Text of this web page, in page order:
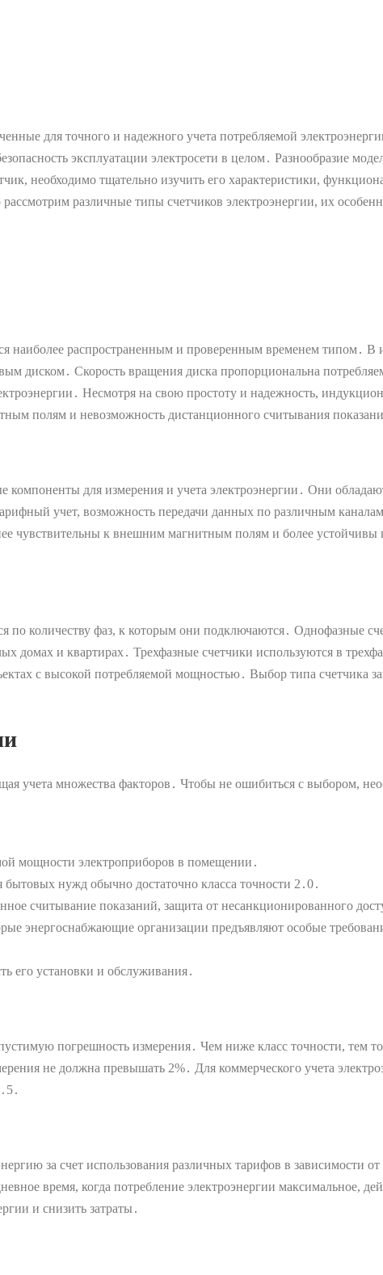
для точного и надежного учета потребляемой
эксплуатации электросети в целом․ Разнообразие
необходимо тщательно изучить его характеристики,
различные типы счетчиков электроэнергии, их
наиболее распространенным и проверенным временем типом․
диском․ Скорость вращения диска пропорциональна
Несмотря на свою простоту и надежность,
полям и невозможность дистанционного считывания
для измерения и учета электроэнергии․ Они
учет, возможность передачи данных по различным каналам
чувствительны к внешним магнитным полям и более
количеству фаз, к которым они подключаются․ Однофазные
и квартирах․ Трехфазные счетчики используются в
с высокой потребляемой мощностью․ Выбор типа счетчика
учета множества факторов․ Чтобы не ошибиться с выбором,
мощности электроприборов в помещении․
нужд обычно достаточно класса точности 2․0․
считывание показаний, защита от несанкционированного
энергоснабжающие организации предъявляют особые
его установки и обслуживания․
погрешность измерения․ Чем ниже класс точности, тем
не должна превышать 2%․ Для коммерческого учета
за счет использования различных тарифов в зависимости
время, когда потребление электроэнергии максимальное,
и снизить затраты․